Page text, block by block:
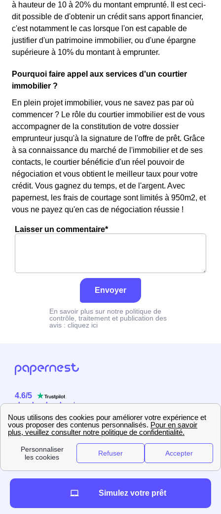
à hauteur de 10 à 20% du montant emprunté. Il est ceci-
dit possible de d'obtenir un crédit sans apport financier,
c'est notamment le cas lorsque l'on est capable de
justifier d'un patrimoine immobilier, ou d'une épargne
supérieure à 10% du montant à emprunter.
Pourquoi faire appel aux services d'un courtier
immobilier ?
En plein projet immobilier, vous ne savez pas par où
commencer ? Le rôle du courtier immobilier est de vous
accompagner de la constitution de votre dossier
emprunteur jusqu'à la signature de l'offre de prêt. Grâce
à sa connaissance du marché de l'immobilier et de ses
contacts, le courtier bénéficie d'un réel pouvoir de
négociation et vous obtient le meilleur taux pour votre
crédit. Vous gagnez du temps, et de l'argent. Avec
papernest, les frais de courtage sont limités à 950m2, et
vous ne payez qu'en cas de négociation réussie !
Laisser un commentaire*
Envoyer
En savoir plus sur notre politique de
contrôle, traitement et publication des
avis : cliquez ici
4.6/5
2358 utilisateurs
Simulez votre prêt